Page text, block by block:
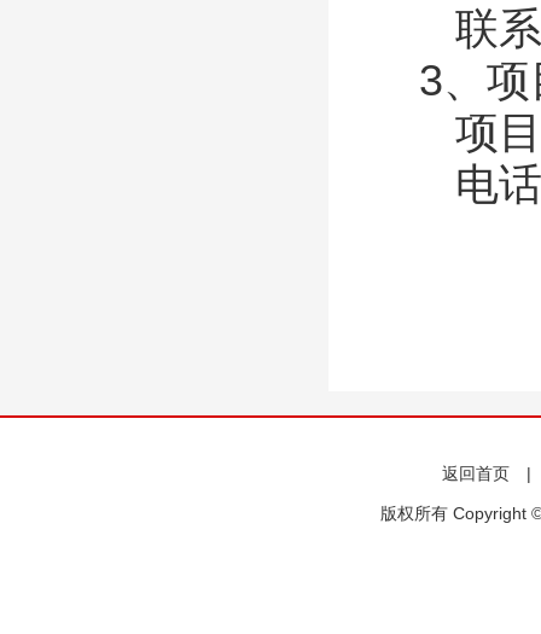
联
3、
项
电
返回首页
版权所有 Copyright